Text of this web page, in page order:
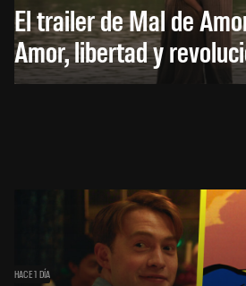
El trailer de Mal de
Amor, libertad y
HACE 1 DÍA